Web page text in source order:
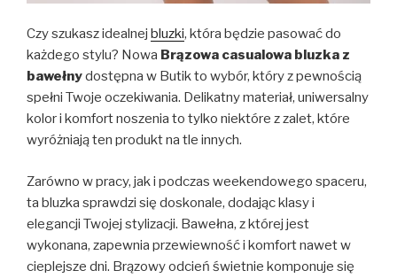
Czy szukasz idealnej bluzki, która będzie pasować do
każdego stylu? Nowa Brązowa casualowa bluzka z
bawełnydostępna w Butik to wybór, który z pewnością
spełni Twoje oczekiwania. Delikatny materiał, uniwersalny
kolor i komfort noszenia to tylko niektóre z zalet, które
wyróżniają ten produkt na tle innych.
Zarówno w pracy, jak i podczas weekendowego spaceru,
ta bluzka sprawdzi się doskonale, dodając klasy i
elegancji Twojej stylizacji. Bawełna, z której jest
wykonana, zapewnia przewiewność i komfort nawet w
cieplejsze dni. Brązowy odcień świetnie komponuje się